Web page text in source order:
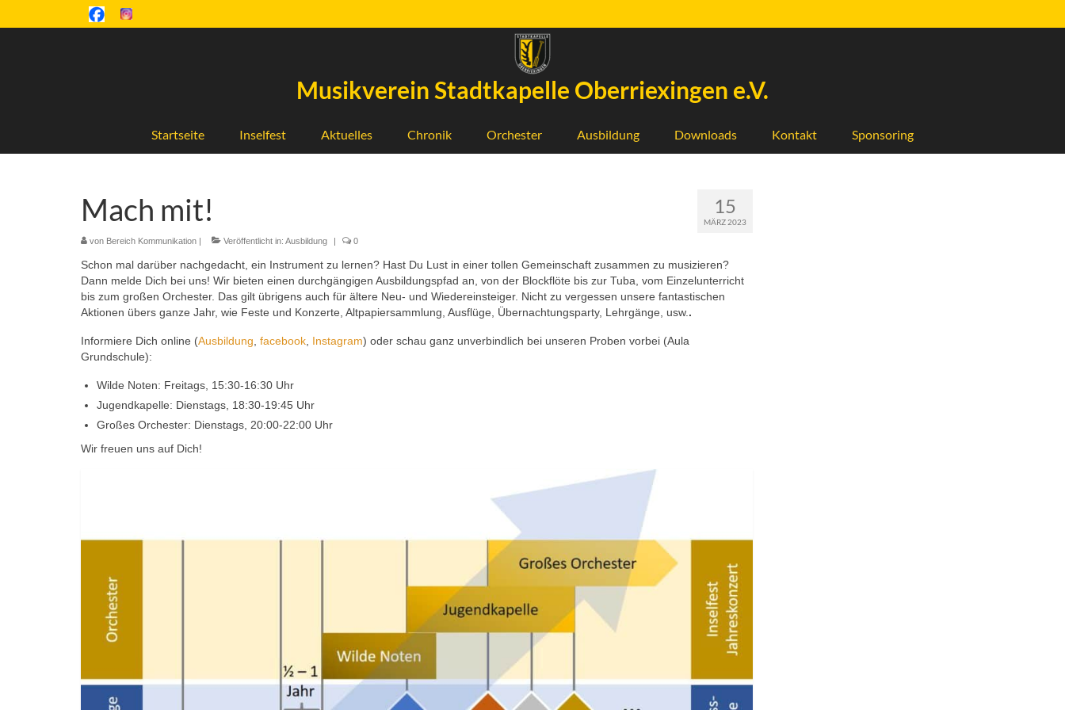
Musikverein Stadtkapelle Oberriexingen e.V.
Startseite Inselfest Aktuelles Chronik Orchester Ausbildung Downloads Kontakt Sponsoring
15
MÄRZ 2023
Mach mit!
von Bereich Kommunikation | Veröffentlicht in: Ausbildung | 0
Schon mal darüber nachgedacht, ein Instrument zu lernen? Hast Du Lust in einer tollen Gemeinschaft zusammen zu musizieren?
Dann melde Dich bei uns! Wir bieten einen durchgängigen Ausbildungspfad an, von der Blockflöte bis zur Tuba, vom Einzelunterricht
bis zum großen Orchester. Das gilt übrigens auch für ältere Neu- und Wiedereinsteiger. Nicht zu vergessen unsere fantastischen
Aktionen übers ganze Jahr, wie Feste und Konzerte, Altpapiersammlung, Ausflüge, Übernachtungsparty, Lehrgänge, usw. .
Informiere Dich online (Ausbildung facebook Instagram) oder schau ganz unverbindlich bei unseren Proben vorbei (Aula
Grundschule):
Wilde Noten: Freitags, 15:30-16:30 Uhr
Jugendkapelle: Dienstags, 18:30-19:45 Uhr
Großes Orchester: Dienstags, 20:00-22:00 Uhr
Wir freuen uns auf Dich!